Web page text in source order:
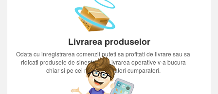
Livrarea produselor
Odata cu inregistrarea comenzii puteti sa profitati de livrare sau sa
ridicati produsele de sinestatator.Livrarea operative v-a bucura
chiar si pe cei mai nerabdatori cumparatori.